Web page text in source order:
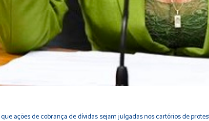
ações de cobrança de dívidas sejam julgadas nos cartórios de